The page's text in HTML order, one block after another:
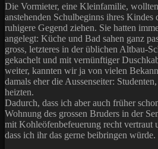
Die Vormieter, eine Kleinfamilie,
anstehenden Schulbeginns ihres Kindes
ruhigere Gegend ziehen. Sie hatten
angelegt: Küche und Bad sahen ganz
gross, letzteres in der üblichen Altbau-
gekachelt und mit vernünftiger
weiter, kannten wir ja von vielen
damals eher die Aussenseiter:
heizten.
Dadurch, dass ich aber auch früher
Wohnung des grossen Bruders in der
mit Kohleöfenbefeuerung recht vertraut
dass ich ihr das gerne beibringen würde.